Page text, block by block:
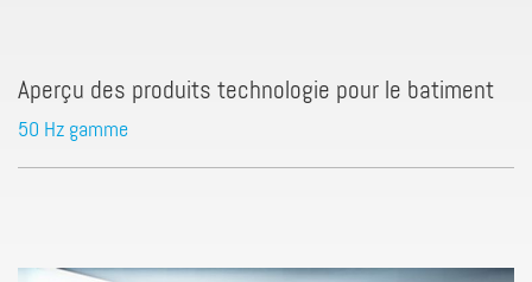
Aperçu des produits technologie pour le batiment
50 Hz gamme